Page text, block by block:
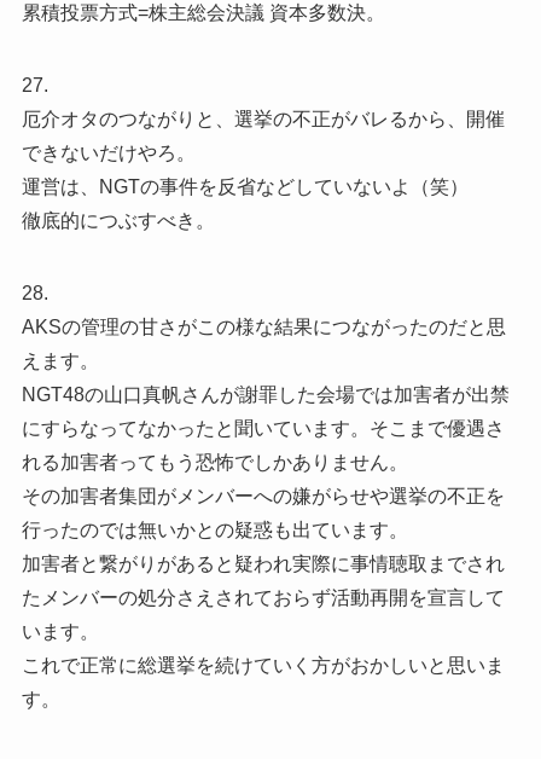
累積投票方式=株主総会決議 資本多数決。
27.
厄介オタのつながりと、選挙の不正がバレるから、開催
できないだけやろ。
運営は、NGTの事件を反省などしていないよ（笑）
徹底的につぶすべき。
28.
AKSの管理の甘さがこの様な結果につながったのだと思
えます。
NGT48の山口真帆さんが謝罪した会場では加害者が出禁
にすらなってなかったと聞いています。そこまで優遇さ
れる加害者ってもう恐怖でしかありません。
その加害者集団がメンバーへの嫌がらせや選挙の不正を
行ったのでは無いかとの疑惑も出ています。
加害者と繋がりがあると疑われ実際に事情聴取までされ
たメンバーの処分さえされておらず活動再開を宣言して
います。
これで正常に総選挙を続けていく方がおかしいと思いま
す。